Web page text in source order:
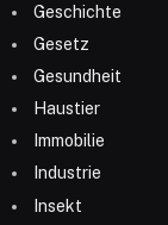
Geschichte
Gesetz
Gesundheit
Haustier
Immobilie
Industrie
Insekt